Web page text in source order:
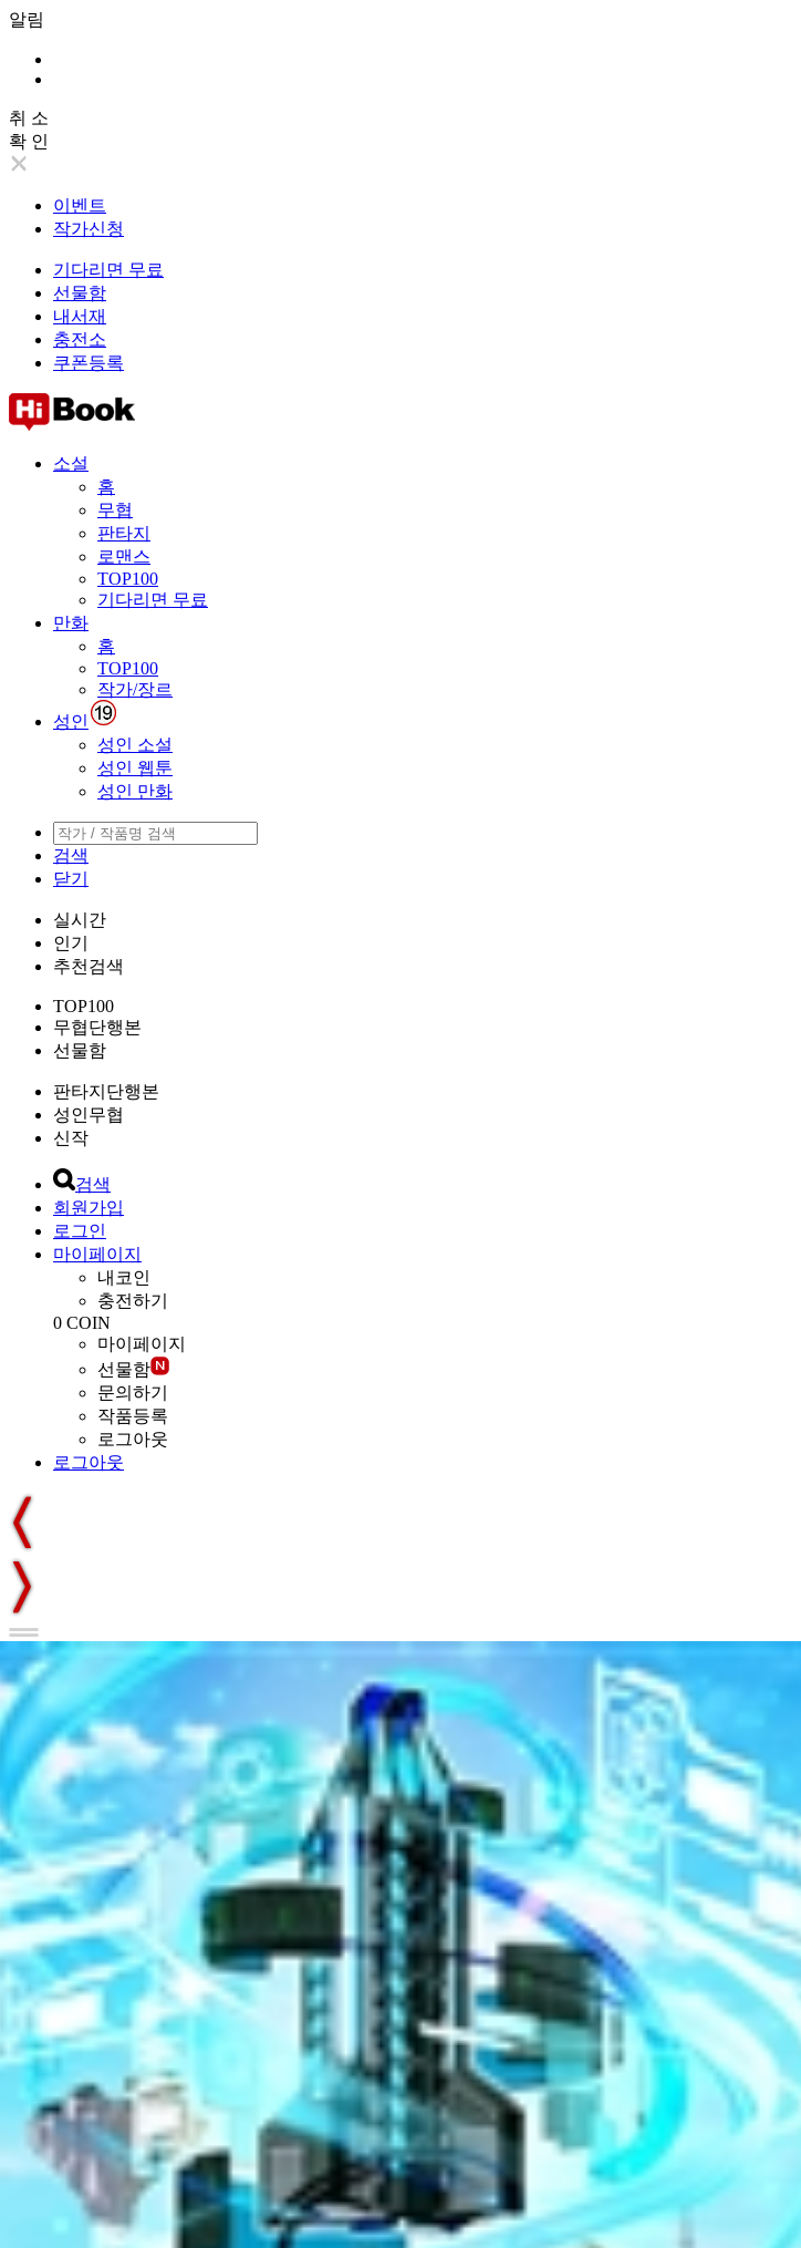
알림
취 소
확 인
이벤트
작가신청
기다리면 무료
선물함
내서재
충전소
쿠폰등록
소설
홈
무협
판타지
로맨스
TOP100
기다리면 무료
만화
홈
TOP100
작가/장르
성인
성인 소설
성인 웹툰
성인 만화
검색
닫기
실시간
인기
추천검색
TOP100
무협단행본
선물함
판타지단행본
성인무협
신작
검색
회원가입
로그인
마이페이지
내코인
충전하기
0 COIN
마이페이지
선물함
문의하기
작품등록
로그아웃
로그아웃